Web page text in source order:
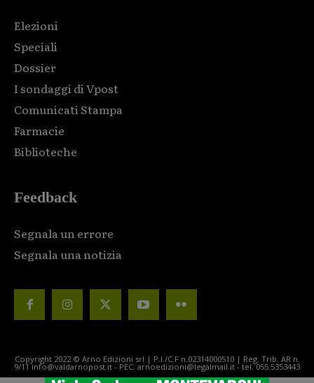
Elezioni
Speciali
Dossier
I sondaggi di Vpost
Comunicati Stampa
Farmacie
Biblioteche
Feedback
Segnala un errore
Segnala una notizia
Copyright 2022 © Arno Edizioni srl | P.I./C.F n.02314000510 | Reg. Trib. AR n.
9/11 info@valdarnopost.it - PEC: arnoedizioni@legalmail.it - tel. 055.5353443